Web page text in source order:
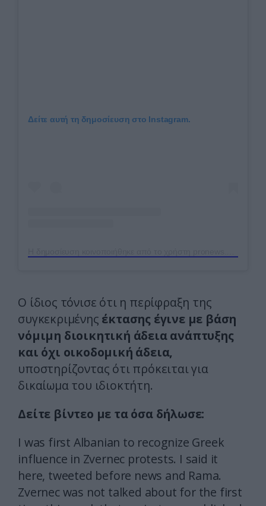
Δείτε αυτή τη δημοσίευση στο Instagram.
Ο ίδιος τόνισε ότι η περίφραξη της
συγκεκριμένης έκτασης έγινε με βάση
νόμιμη διοικητική άδεια ανάπτυξης
και όχι οικοδομική άδεια,
υποστηρίζοντας ότι πρόκειται για
δικαίωμα του ιδιοκτήτη.
Δείτε βίντεο με τα όσα δήλωσε:
I was first Albanian to recognize Greek
influence in Zvernec protests. I said it
here, tweeted before news and Rama.
Zvernec was not talked about for the first